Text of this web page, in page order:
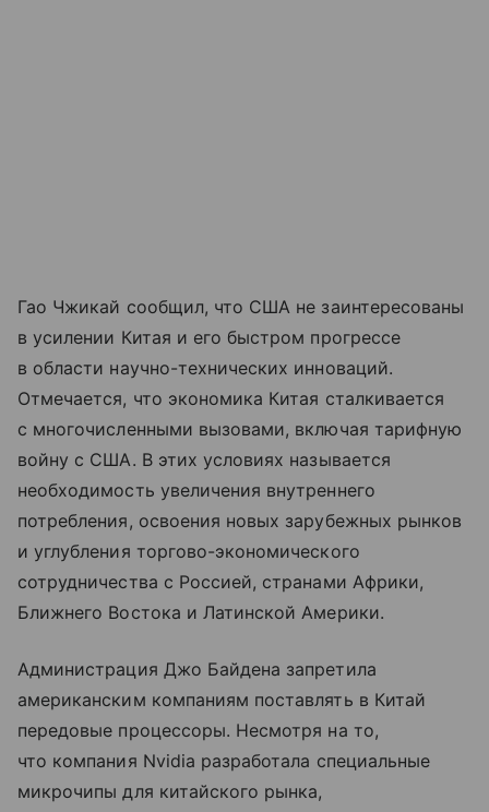
Гао Чжикай сообщил, что США не заинтересованы
в усилении Китая и его быстром прогрессе
в области научно-технических инноваций.
Отмечается, что экономика Китая сталкивается
с многочисленными вызовами, включая тарифную
войну с США. В этих условиях называется
необходимость увеличения внутреннего
потребления, освоения новых зарубежных рынков
и углубления торгово-экономического
сотрудничества с Россией, странами Африки,
Ближнего Востока и Латинской Америки.
Администрация Джо Байдена запретила
американским компаниям поставлять в Китай
передовые процессоры. Несмотря на то,
что компания Nvidia разработала специальные
микрочипы для китайского рынка,